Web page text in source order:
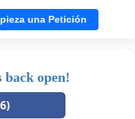
una Petición
back open!